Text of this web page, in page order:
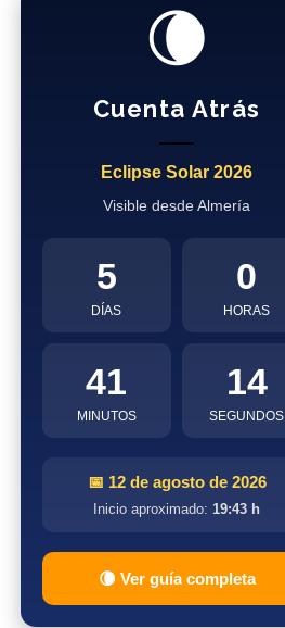
🌘
Cuenta Atrás
Eclipse Solar 2026
Visible desde Almería
5
DÍAS
0
HORAS
41
MINUTOS
13
SEGUNDOS
📅 12 de agosto de 2026
Inicio aproximado:19:43 h
🌘 Ver guía completa